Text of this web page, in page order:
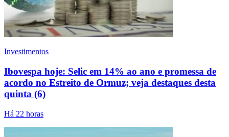
Investimentos
Ibovespa hoje: Selic em 14% ao ano e promessa de
acordo no Estreito de Ormuz; veja destaques desta
quinta (6)
Há 22 horas